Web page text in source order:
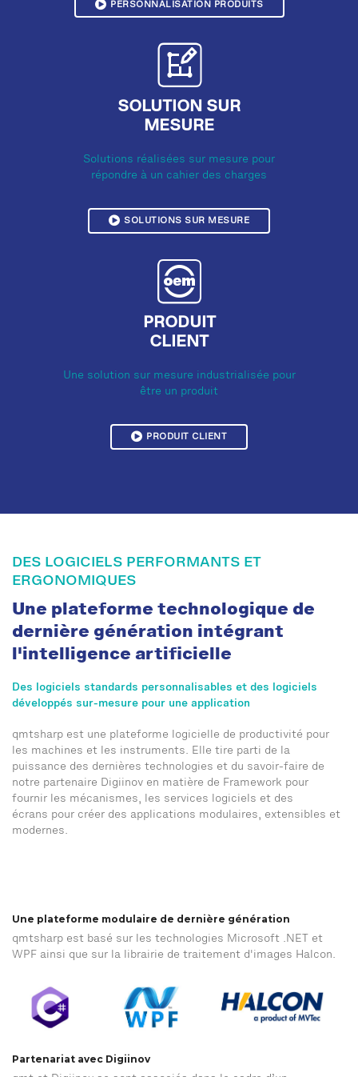
PERSONNALISATION PRODUITS
SOLUTION SUR
MESURE
Solutions réalisées sur mesure pour
répondre à un cahier des charges
SOLUTIONS SUR MESURE
PRODUIT
CLIENT
Une solution sur mesure industrialisée pour
être un produit
PRODUIT CLIENT
DES LOGICIELS PERFORMANTS ET
ERGONOMIQUES
Une plateforme technologique de
dernière génération intégrant
l'intelligence artificielle
Des logiciels standards personnalisables et des logiciels
développés sur-mesure pour une application
qmtsharp est une plateforme logicielle de productivité pour
les machines et les instruments. Elle tire parti de la
puissance des dernières technologies et du savoir-faire de
notre partenaire Digiinov en matière de Framework pour
fournir les mécanismes, les services logiciels et des
écrans pour créer des applications modulaires, extensibles et
modernes.
Une plateforme modulaire de dernière génération
qmtsharp est basé sur les technologies Microsoft .NET et
WPF ainsi que sur la librairie de traitement d'images Halcon.
Partenariat avec Digiinov